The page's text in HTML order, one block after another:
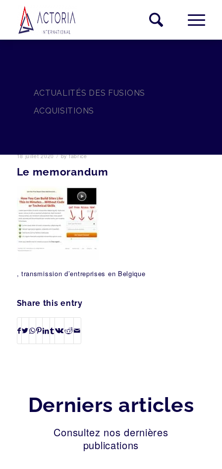
ACTUALITÉS DES FUSIONS
ACQUISITIONS
18 juillet 2020 / byfabrice
Le memorandum
, transmission d’entreprises en Belgique
Share this entry
Derniers articles
Consultez nos dernières
publications